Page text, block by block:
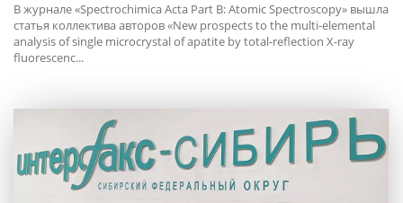
В журнале «Spectrochimica Acta Part B: Atomic Spectroscopy» вышла
статья коллектива авторов «New prospects to the multi-elemental
analysis of single microcrystal of apatite by total-reflection X-ray
fluorescenc...